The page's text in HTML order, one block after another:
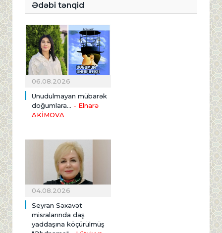
Ədəbi tənqid
06.08.2026
Unudulmayan mübarək
doğumlara... - Elnarə
AKİMOVA
04.08.2026
Seyran Səxavət
misralarında daş
yaddaşına köçürülmüş